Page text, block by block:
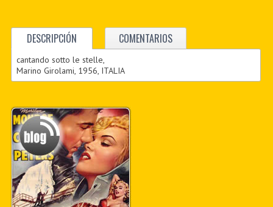
DESCRIPCIÓN COMENTARIOS
cantando sotto le stelle,
Marino Girolami, 1956, ITALIA